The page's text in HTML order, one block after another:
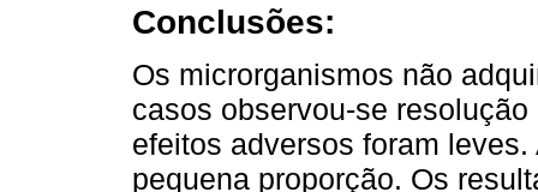
Conclusões:
Os microrganismos não
casos observou-se
efeitos adversos foram
pequena proporção. Os